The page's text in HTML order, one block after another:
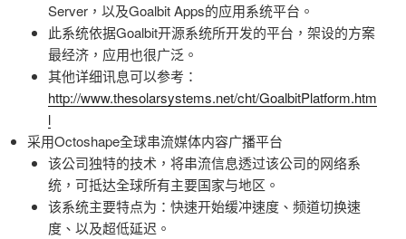
Server，以及Goalbit Apps的应用系统平台。
此系统依据Goalbit开源系统所开发的平台，架设的方案
最经济，应用也很广泛。
其他详细讯息可以参考：
http://www.thesolarsystems.net/cht/GoalbitPlatform.htm
l
采用Octoshape全球串流媒体内容广播平台
该公司独特的技术，将串流信息透过该公司的网络系
统，可抵达全球所有主要国家与地区。
该系统主要特点为：快速开始缓冲速度、频道切换速
度、以及超低延迟。